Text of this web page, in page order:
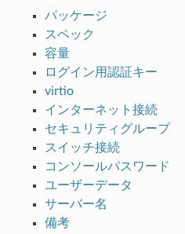
パッケージ
スペック
容量
ログイン用認証キー
virtio
インターネット接続
セキュリティグループ
スイッチ接続
コンソールパスワード
ユーザーデータ
サーバー名
備考